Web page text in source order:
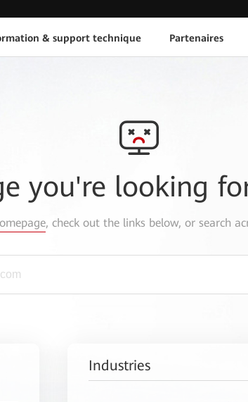
& support technique Partenaires
you're looking
, check out the links below, or search
Industries